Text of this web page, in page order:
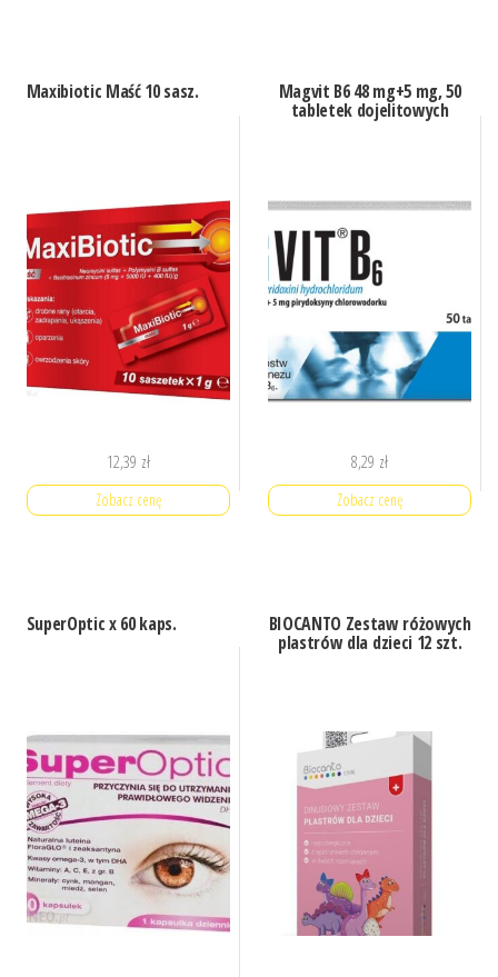
Maxibiotic Maść 10 sasz.
12,39 zł
Zobacz cenę
Magvit B6 48 mg+5 mg, 50
tabletek dojelitowych
8,29 zł
Zobacz cenę
SuperOptic x 60 kaps. BIOCANTO Zestaw różowych
plastrów dla dzieci 12 szt.